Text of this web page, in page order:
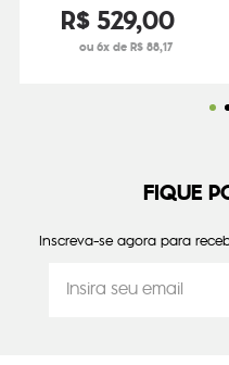
R$529,00
ou 6x de R$ 88,17
FIQUE
Inscreva-se agora para